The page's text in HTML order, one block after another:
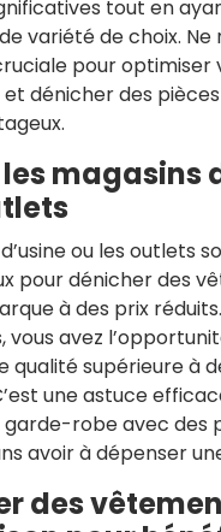
tout en
variété de choix. Ne
pour optimiser
dénicher des
magasins
ou les outlets
pour dénicher des
à des prix
vous avez
qualité supérieure à
une astuce
robe avec des
avoir à dépenser
des